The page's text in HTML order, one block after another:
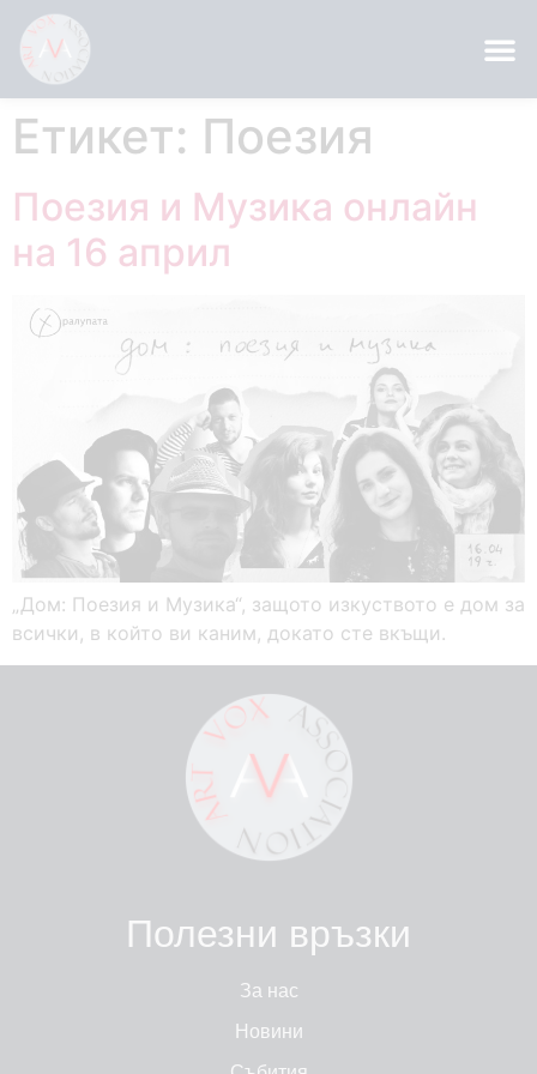
Етикет: Поезия
Поезия и Музика онлайн
на 16 април
„Дом: Поезия и Музика“, защото изкуството е дом за
всички, в който ви каним, докато сте вкъщи.
Полезни връзки
За нас
Новини